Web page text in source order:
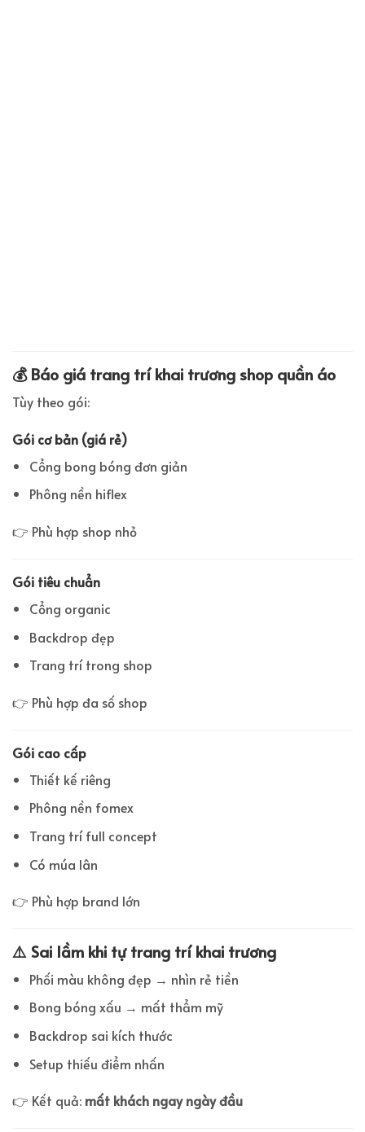
💰 Báo giá trang trí khai trương shop quần áo
Tùy theo gói:
Gói cơ bản (giá rẻ)
Cổng bong bóng đơn giản
Phông nền hiflex
👉 Phù hợp shop nhỏ
Gói tiêu chuẩn
Cổng organic
Backdrop đẹp
Trang trí trong shop
👉 Phù hợp đa số shop
Gói cao cấp
Thiết kế riêng
Phông nền fomex
Trang trí full concept
Có múa lân
👉 Phù hợp brand lớn
⚠️ Sai lầm khi tự trang trí khai trương
Phối màu không đẹp → nhìn rẻ tiền
Bong bóng xấu → mất thẩm mỹ
Backdrop sai kích thước
Setup thiếu điểm nhấn
👉 Kết quả: mất khách ngay ngày đầu